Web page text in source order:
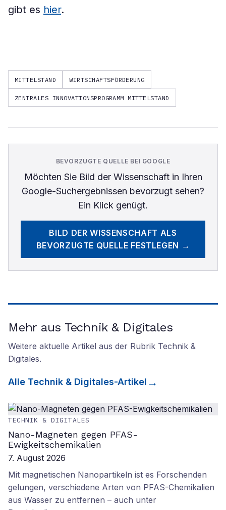
gibt es hier.
MITTELSTAND WIRTSCHAFTSFÖRDERUNG
ZENTRALES INNOVATIONSPROGRAMM MITTELSTAND
BEVORZUGTE QUELLE BEI GOOGLE
Möchten Sie Bild der Wissenschaftin Ihren
Google-Suchergebnissen bevorzugt sehen?
Ein Klick genügt.
BILD DER WISSENSCHAFT ALS
BEVORZUGTE QUELLE FESTLEGEN →
Mehr aus Technik & Digitales
Weitere aktuelle Artikel aus der Rubrik Technik &
Digitales.
Alle Technik & Digitales-Artikel
TECHNIK & DIGITALES
Nano-Magneten gegen PFAS-
Ewigkeitschemikalien
7. August 2026
Mit magnetischen Nanopartikeln ist es Forschenden
gelungen, verschiedene Arten von PFAS-Chemikalien
aus Wasser zu entfernen – auch unter